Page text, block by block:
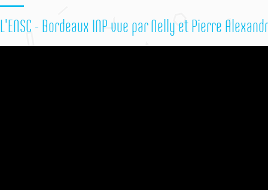
L'ENSC - Bordeaux INP vue par Nelly et Pierre